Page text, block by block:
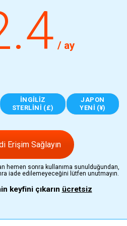
/ ay
İNGILIZ
STERLINI (£)
JAPON
YENI (¥)
Erişim Sağlayın
hemen sonra kullanıma sunulduğundan,
iade edilemeyeceğini lütfen unutmayın.
keyfini çıkarın ücretsiz